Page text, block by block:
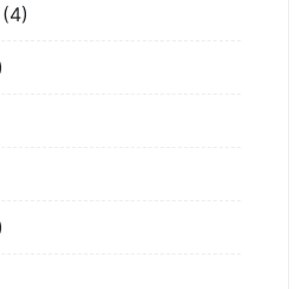
(4)